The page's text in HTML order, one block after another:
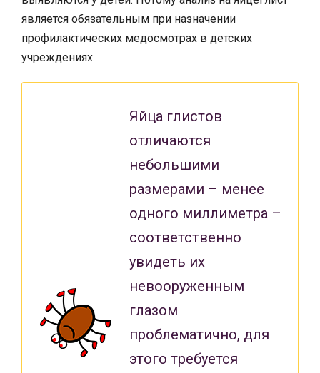
является обязательным при назначении
профилактических медосмотрах в детских
учреждениях.
Яйца глистов
отличаются
небольшими
размерами – менее
одного миллиметра –
соответственно
увидеть их
невооруженным
глазом
проблематично, для
этого требуется